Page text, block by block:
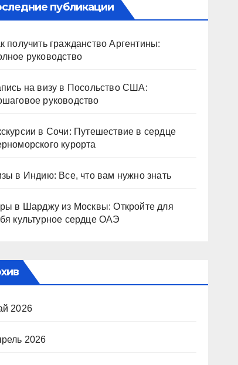
публикации
получить гражданство Аргентины:
руководство
на визу в Посольство США:
руководство
в Сочи: Путешествие в сердце
курорта
в Индию: Все, что вам нужно знать
в Шарджу из Москвы: Откройте для
культурное сердце ОАЭ
2026
2026